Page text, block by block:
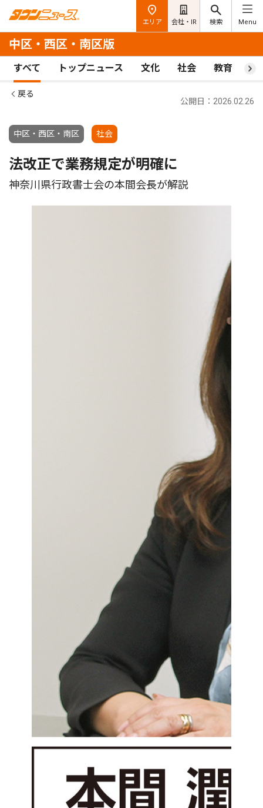
エリア 会社・IR 検索 Menu
中区・西区・南区版
すべて トップニュース 文化 社会 教育 ス
戻る
中区・西区・南区 社会
公開日：2026.02.26
法改正で業務規定が明確に
神奈川県行政書士会の本間会長が解説